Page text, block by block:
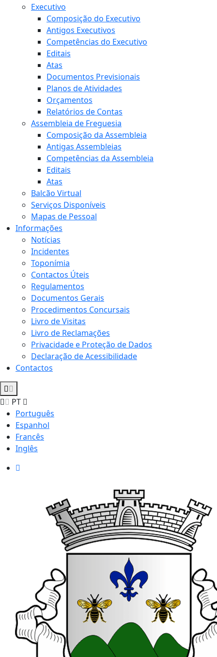
Executivo
Composição do Executivo
Antigos Executivos
Competências do Executivo
Editais
Atas
Documentos Previsionais
Planos de Atividades
Orçamentos
Relatórios de Contas
Assembleia de Freguesia
Composição da Assembleia
Antigas Assembleias
Competências da Assembleia
Editais
Atas
Balcão Virtual
Serviços Disponíveis
Mapas de Pessoal
Informações
Notícias
Incidentes
Toponímia
Contactos Úteis
Regulamentos
Documentos Gerais
Procedimentos Concursais
Livro de Visitas
Livro de Reclamações
Privacidade e Proteção de Dados
Declaração de Acessibilidade
Contactos
PT
Português
Espanhol
Francês
Inglês